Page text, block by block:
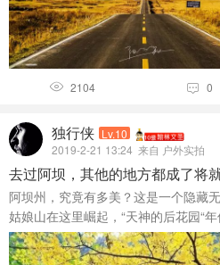
 2104  0
独行侠 Lv.10
2019-2-21 13:24 来自 户外实拍
去过阿坝，其他的地方都成了将就
阿坝州，究竟有多美？这是一个隐藏
姑娘山在这里崛起，“天神的后花园“